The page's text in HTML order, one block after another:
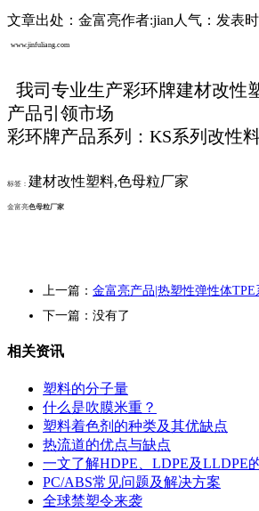
文章出处：金富亮作者:jian 人气： 发表
www.jinfuliang.com
我司专业生产彩环牌建材改性
产品引领市场
彩环牌产品系列：KS系列改性
标签： 建材改性塑料,色母粒厂家
金富亮色母粒厂家
上一篇： 金富亮产品|热塑性弹性体TPE
下一篇：没有了
相关资讯
塑料的分子量
什么是吹膜米重？
塑料着色剂的种类及其优缺点
热流道的优点与缺点
一文了解HDPE、LDPE及LLDPE
PC/ABS常见问题及解决方案
全球禁塑令来袭